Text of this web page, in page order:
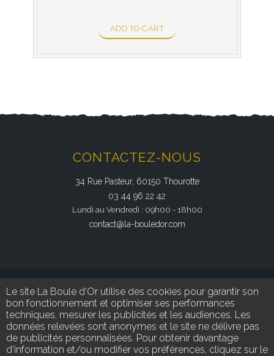
ADD TO CART
CONTACTEZ-NOUS
34 Rue Pasteur, 60150 Thourotte
03 44 96 22 42
Lundi au Vendredi : 09h00 - 18h00
contact@la-bouledor.com
SUIVEZ-NOUS
Le site La Boule d'Or utilise des cookies pour garantir son
bon fonctionnement et optimiser ses performances
techniques, mesurer les publicités et les audiences. Les
données relevées sont anonymes et le site ne délivre pas
de publicités personnalisées. Pour obtenir davantage
d’information et/ou modifier vos préférences, cliquez sur le